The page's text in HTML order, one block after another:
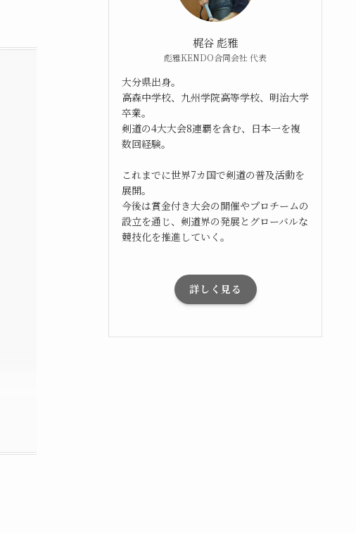
梶谷 彪雅
彪雅KENDO合同会社 代表
大分県出身。
高森中学校、九州学院高等学校、明治大学
卒業。
剣道の4大大会8連覇を含む、日本一を複
数回経験。
これまでに世界7カ国で剣道の普及活動を
展開。
今後は賞金付き大会の開催やプロチームの
設立を通じ、剣道界の発展とグローバルな
競技化を推進していく。
詳しく見る